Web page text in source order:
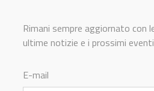
Rimani sempre aggiornato con
ultime notizie e i prossimi
E-mail